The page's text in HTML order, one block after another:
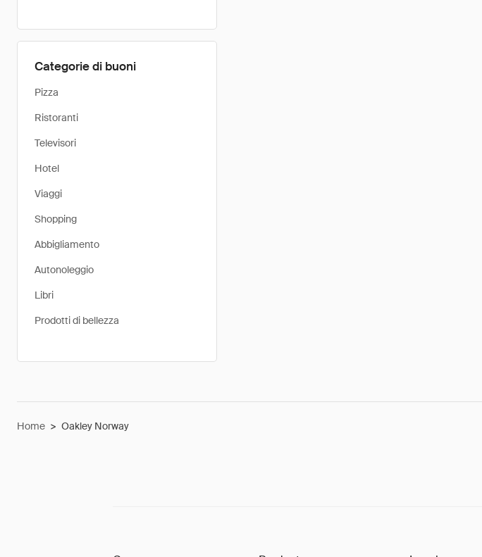
Categorie di buoni
Pizza
Ristoranti
Televisori
Hotel
Viaggi
Shopping
Abbigliamento
Autonoleggio
Libri
Prodotti di bellezza
Home > Oakley Norway